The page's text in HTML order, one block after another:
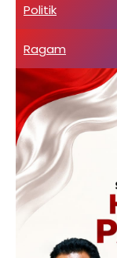
Politik
Ragam